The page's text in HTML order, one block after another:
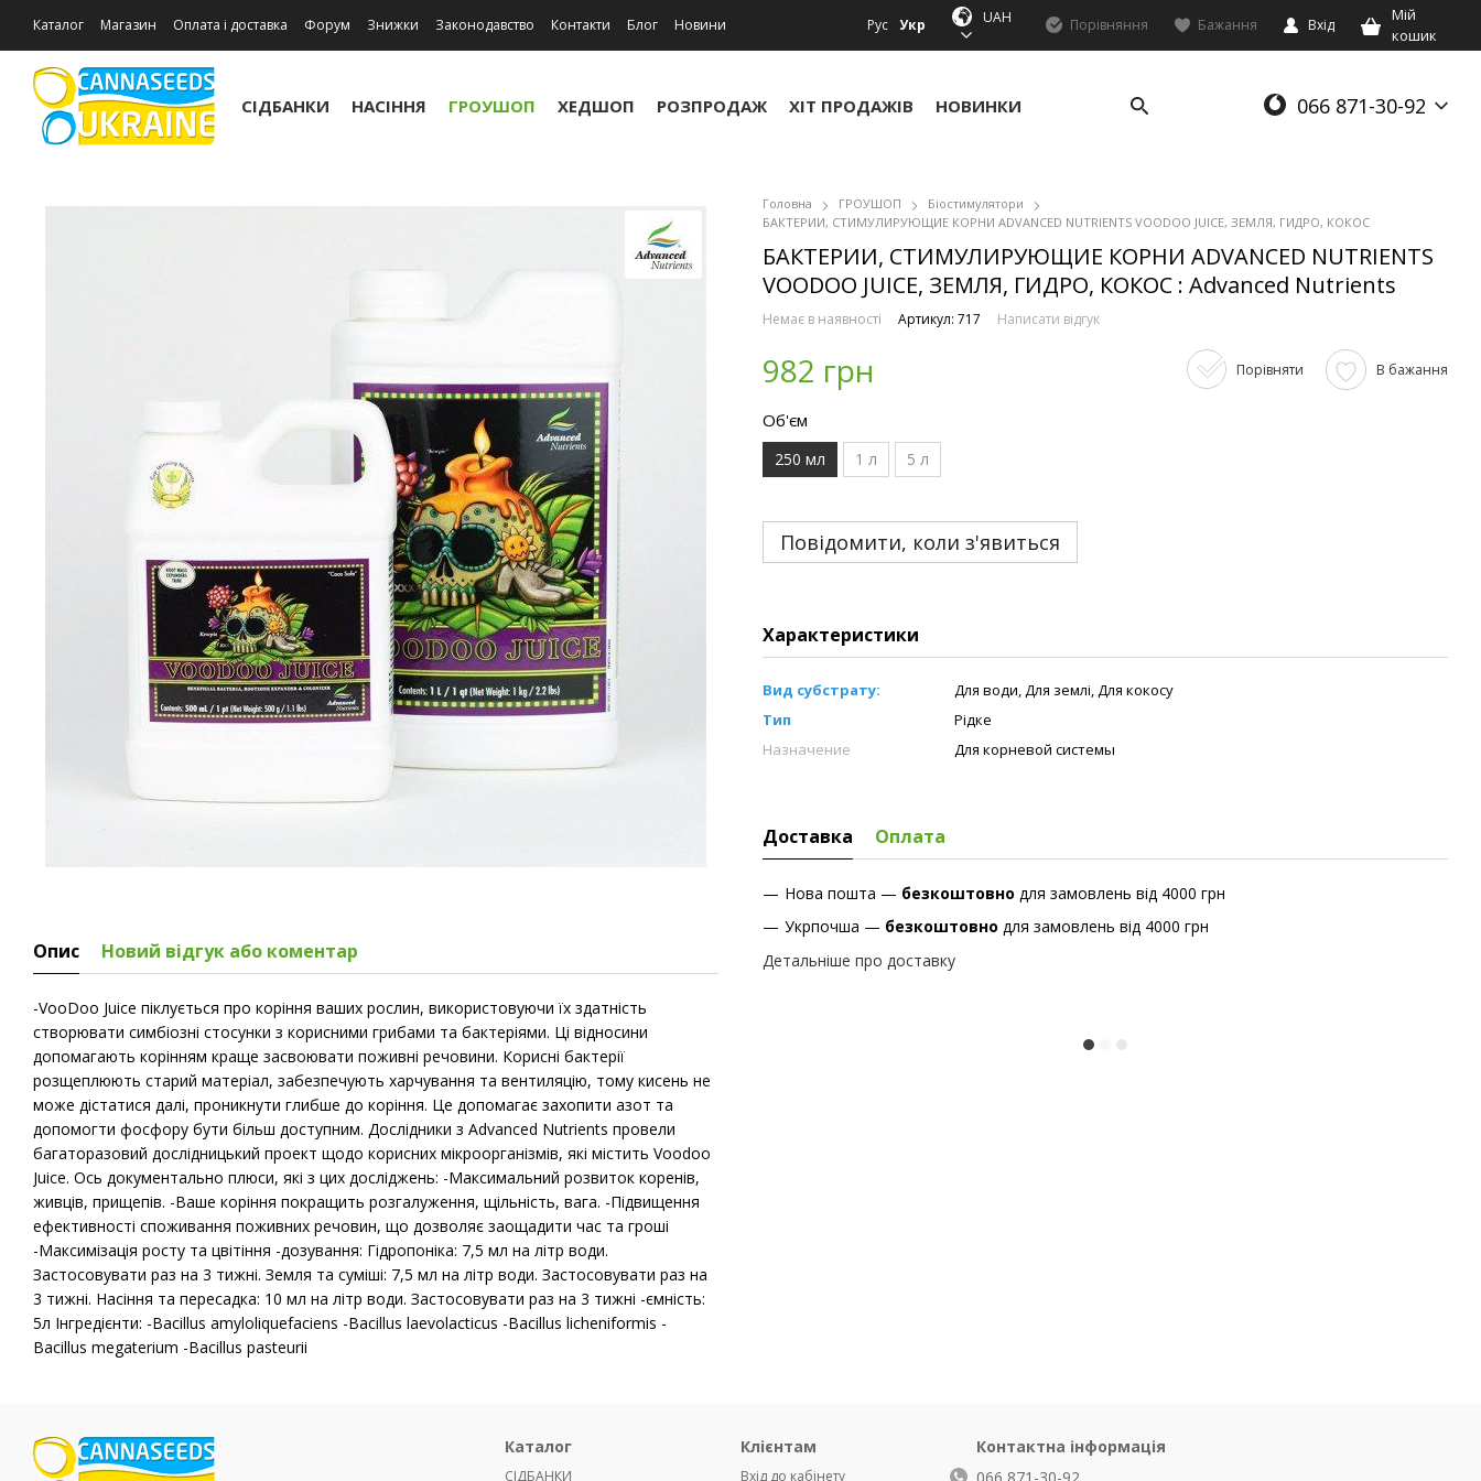
Каталог Магазин Оплата і доставка Форум Знижки Законодавство Контакти Блог
Новини
Рус Укр UAH Порівняння Бажання Вхід
Мій
кошик
СІДБАНКИ НАСІННЯ ГРОУШОП ХЕДШОП РОЗПРОДАЖ ХІТ ПРОДАЖІВ НОВИНКИ 066 871-30-92
Опис Новий відгук або коментар
-VooDoo Juice піклується про коріння ваших рослин, використовуючи їх здатність
створювати симбіозні стосунки з корисними грибами та бактеріями. Ці відносини
допомагають корінням краще засвоювати поживні речовини. Корисні бактерії
розщеплюють старий матеріал, забезпечують харчування та вентиляцію, тому кисень не
може дістатися далі, проникнути глибше до коріння. Це допомагає захопити азот та
допомогти фосфору бути більш доступним. Дослідники з Advanced Nutrients провели
багаторазовий дослідницький проект щодо корисних мікроорганізмів, які містить Voodoo
Juice. Ось документально плюси, які з цих досліджень: -Максимальний розвиток коренів,
живців, прищепів. -Ваше коріння покращить розгалуження, щільність, вага. -Підвищення
ефективності споживання поживних речовин, що дозволяє заощадити час та гроші
-Максимізація росту та цвітіння -дозування: Гідропоніка: 7,5 мл на літр води.
Застосовувати раз на 3 тижні. Земля та суміші: 7,5 мл на літр води. Застосовувати раз на
3 тижні. Насіння та пересадка: 10 мл на літр води. Застосовувати раз на 3 тижні -ємність:
5л Інгредієнти: -Bacillus amyloliquefaciens -Bacillus laevolacticus -Bacillus licheniformis -
Bacillus megaterium -Bacillus pasteurii
Головна ГРОУШОП
Біостимулятори
БАКТЕРИИ, СТИМУЛИРУЮЩИЕ КОРНИ ADVANCED NUTRIENTS VOODOO JUICE, ЗЕМЛЯ, ГИДРО, КОКОС
БАКТЕРИИ, СТИМУЛИРУЮЩИЕ КОРНИ ADVANCED NUTRIENTS
VOODOO JUICE, ЗЕМЛЯ, ГИДРО, КОКОС : Advanced Nutrients
Немає в наявності Артикул: 717 Написати відгук
982 грн Порівняти В бажання
Об'єм
250 мл 1 л 5 л
Повідомити, коли з'явиться
Характеристики
Вид субстрату:
Для води, Для землі, Для кокосу
Тип
Рідке
Назначение
Для корневой системы
Доставка Оплата
Нова пошта — безкоштовно для замовлень від 4000 грн
Укрпочша — безкоштовно для замовлень від 4000 грн
Детальніше про доставку
Каталог
СІДБАНКИ
Клієнтам
Вхід до кабінету
Контактна інформація